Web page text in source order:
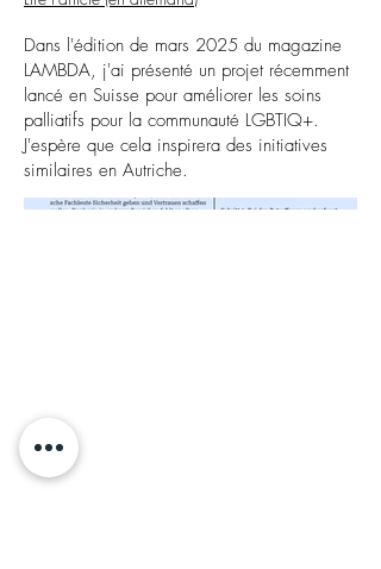
Dans l'édition de mars 2025 du magazine
LAMBDA, j'ai présenté un projet récemment
lancé en Suisse pour améliorer les soins
palliatifs pour la communauté LGBTIQ+.
J'espère que cela inspirera des initiatives
similaires en Autriche.